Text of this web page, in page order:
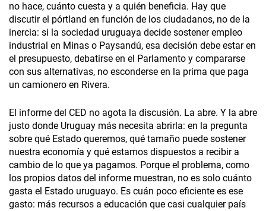
no hace, cuánto cuesta y a quién beneficia. Hay que
discutir el pórtland en función de los ciudadanos, no de la
inercia: si la sociedad uruguaya decide sostener empleo
industrial en Minas o Paysandú, esa decisión debe estar en
el presupuesto, debatirse en el Parlamento y compararse
con sus alternativas, no esconderse en la prima que paga
un camionero en Rivera.
El informe del CED no agota la discusión. La abre. Y la abre
justo donde Uruguay más necesita abrirla: en la pregunta
sobre qué Estado queremos, qué tamaño puede sostener
nuestra economía y qué estamos dispuestos a recibir a
cambio de lo que ya pagamos. Porque el problema, como
los propios datos del informe muestran, no es solo cuánto
gasta el Estado uruguayo. Es cuán poco eficiente es ese
gasto: más recursos a educación que casi cualquier país